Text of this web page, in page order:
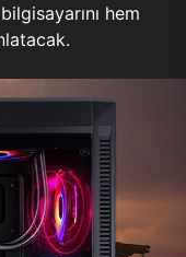
hem